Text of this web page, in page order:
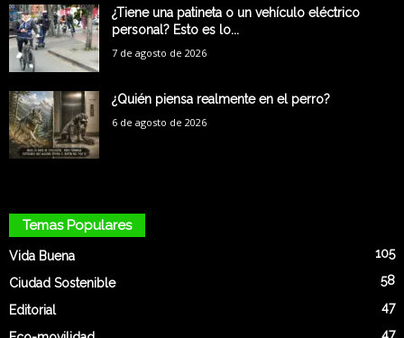
¿Tiene una patineta o un vehículo eléctrico
personal? Esto es lo...
7 de agosto de 2026
¿Quién piensa realmente en el perro?
6 de agosto de 2026
Temas Populares
Vida Buena 105
Ciudad Sostenible 58
Editorial 47
47